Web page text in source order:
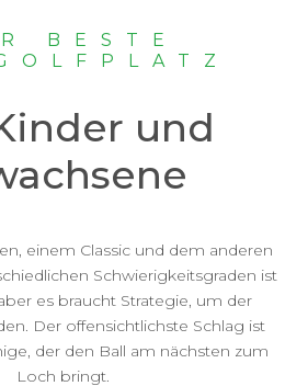
BESTE
und
einem Classic und dem anderen
Schwierigkeitsgraden ist
es braucht Strategie, um der
Der offensichtlichste Schlag ist
der den Ball am nächsten zum
Loch bringt.